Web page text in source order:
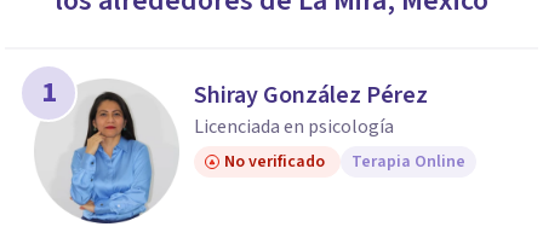
¿Necesitas ayuda para encontrar el
Responde a unas breves preguntas y te ofreceremos
los profesionales que más se ajustan a tus
necesidades.
Responder cuestionario
1 Shiray González Pérez
Licenciada en psicología
No verificado Terapia Online